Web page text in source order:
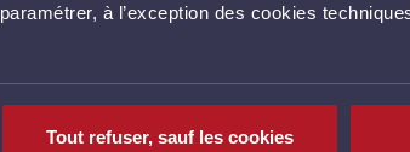
paramétrer, à l’exception des cookies
Tout refuser, sauf les cookies